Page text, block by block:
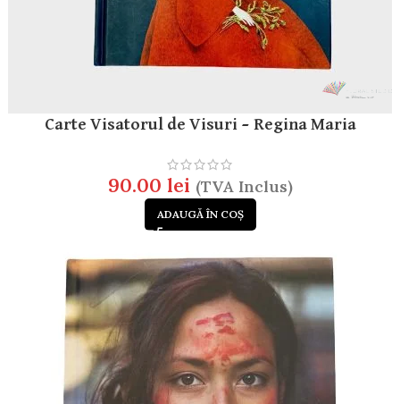
Carte Visatorul de Visuri – Regina Maria
90.00 lei (TVA Inclus)
ADAUGĂ ÎN COȘ